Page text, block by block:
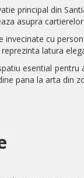
principal din
asupra
invecinate cu
latura
esential pentru
pana la arta din